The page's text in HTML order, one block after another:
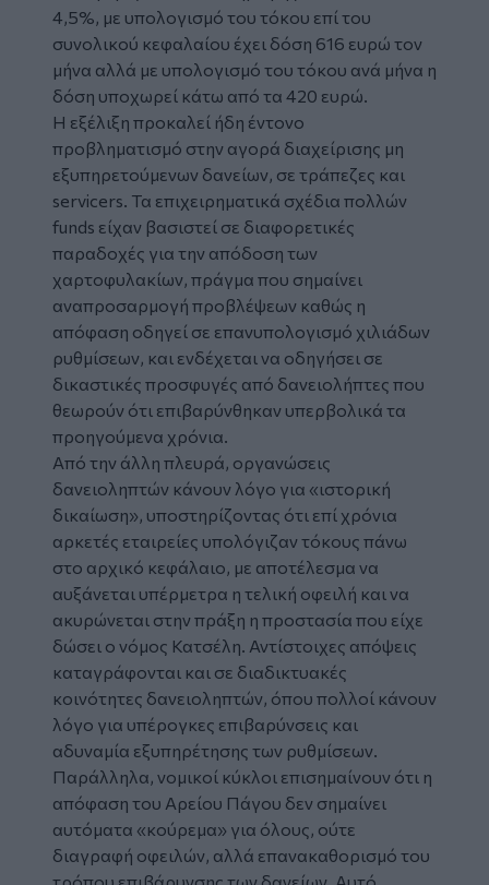
4,5%, με υπολογισμό του τόκου επί του
συνολικού κεφαλαίου έχει δόση 616 ευρώ τον
μήνα αλλά με υπολογισμό του τόκου ανά μήνα η
δόση υποχωρεί κάτω από τα 420 ευρώ.
Η εξέλιξη προκαλεί ήδη έντονο
προβληματισμό στην αγορά διαχείρισης μη
εξυπηρετούμενων δανείων, σε τράπεζες και
servicers. Τα επιχειρηματικά σχέδια πολλών
funds είχαν βασιστεί σε διαφορετικές
παραδοχές για την απόδοση των
χαρτοφυλακίων, πράγμα που σημαίνει
αναπροσαρμογή προβλέψεων καθώς η
απόφαση οδηγεί σε επανυπολογισμό χιλιάδων
ρυθμίσεων, και ενδέχεται να οδηγήσει σε
δικαστικές προσφυγές από δανειολήπτες που
θεωρούν ότι επιβαρύνθηκαν υπερβολικά τα
προηγούμενα χρόνια.
Από την άλλη πλευρά, οργανώσεις
δανειοληπτών κάνουν λόγο για «ιστορική
δικαίωση», υποστηρίζοντας ότι επί χρόνια
αρκετές εταιρείες υπολόγιζαν τόκους πάνω
στο αρχικό κεφάλαιο, με αποτέλεσμα να
αυξάνεται υπέρμετρα η τελική οφειλή και να
ακυρώνεται στην πράξη η προστασία που είχε
δώσει ο νόμος Κατσέλη. Αντίστοιχες απόψεις
καταγράφονται και σε διαδικτυακές
κοινότητες δανειοληπτών, όπου πολλοί κάνουν
λόγο για υπέρογκες επιβαρύνσεις και
αδυναμία εξυπηρέτησης των ρυθμίσεων.
Παράλληλα, νομικοί κύκλοι επισημαίνουν ότι η
απόφαση του Αρείου Πάγου δεν σημαίνει
αυτόματα «κούρεμα» για όλους, ούτε
διαγραφή οφειλών, αλλά επανακαθορισμό του